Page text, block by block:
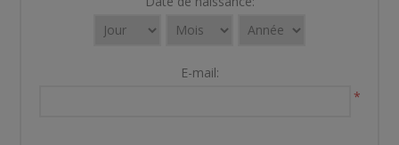
E-mail:
*